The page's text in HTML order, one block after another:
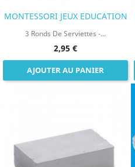
MONTESSORI JEUX EDUCATION
3 Ronds De Serviettes -...
2,95 €
AJOUTER AU PANIER